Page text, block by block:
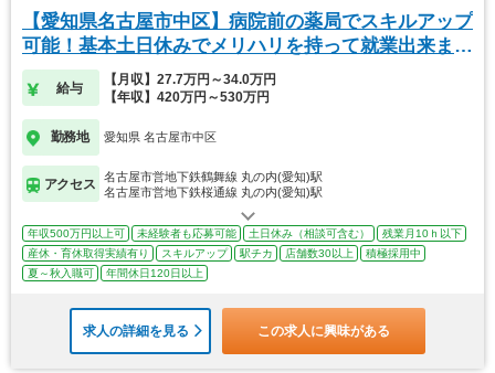
【愛知県名古屋市中区】病院前の薬局でスキルアップ
可能！基本土日休みでメリハリを持って就業出来ま
す！
給与
【月収】27.7万円～34.0万円
【年収】420万円～530万円
勤務地 愛知県 名古屋市中区
アクセス
名古屋市営地下鉄鶴舞線 丸の内(愛知)駅
名古屋市営地下鉄桜通線 丸の内(愛知)駅
年収500万円以上可 未経験者も応募可能 土日休み（相談可含む）
残業月10ｈ以下
産休・育休取得実績有り
スキルアップ 駅チカ 店舗数30以上
積極採用中
夏～秋入職可
年間休日120日以上
求人の詳細を見る この求人に興味がある